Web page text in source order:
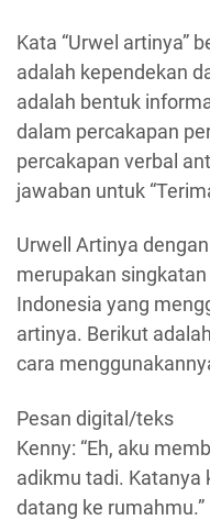
Kata “Urwel artinya”
adalah kependekan
adalah bentuk
dalam percakapan
percakapan verbal
jawaban untuk
Urwell Artinya
merupakan
Indonesia yang
artinya. Berikut
cara
Pesan digital/teks
Kenny: “Eh, aku
adikmu tadi. Katanya
datang ke rumahmu.”